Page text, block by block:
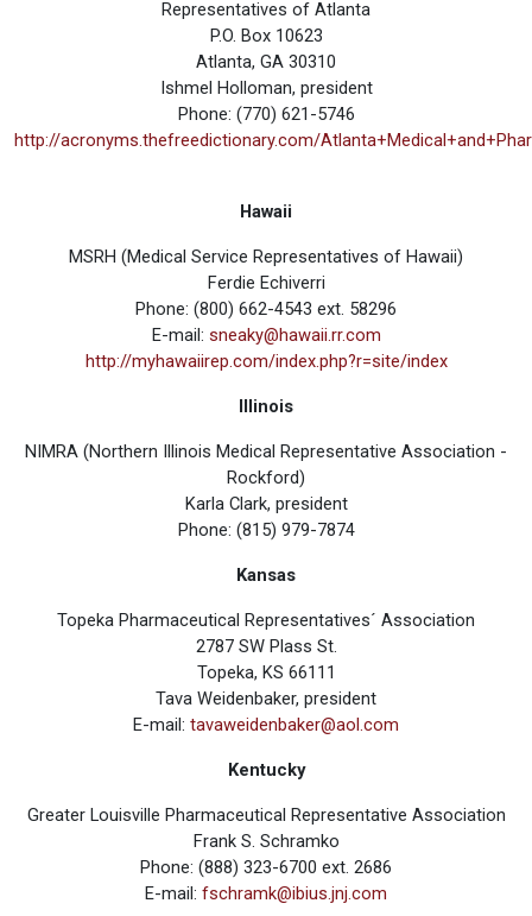
Representatives of Atlanta
P.O. Box 10623
Atlanta, GA 30310
Ishmel Holloman, president
Phone: (770) 621-5746
http://acronyms.thefreedictionary.com/
Hawaii
MSRH (Medical Service Representatives of Hawaii)
Ferdie Echiverri
Phone: (800) 662-4543 ext. 58296
E-mail: sneaky@hawaii.rr.com
http://myhawaiirep.com/index.php?r=site/index
Illinois
NIMRA (Northern Illinois Medical Representative Association -
Rockford)
Karla Clark, president
Phone: (815) 979-7874
Kansas
Topeka Pharmaceutical Representatives´ Association
2787 SW Plass St.
Topeka, KS 66111
Tava Weidenbaker, president
E-mail: tavaweidenbaker@aol.com
Kentucky
Greater Louisville Pharmaceutical Representative Association
Frank S. Schramko
Phone: (888) 323-6700 ext. 2686
E-mail: fschramk@ibius.jnj.com